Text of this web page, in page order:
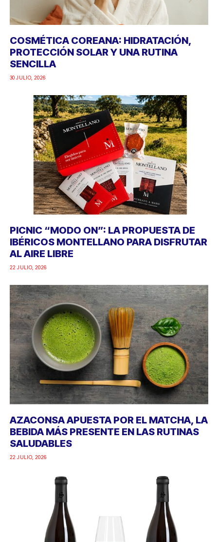
COSMÉTICA COREANA: HIDRATACIÓN,
PROTECCIÓN SOLAR Y UNA RUTINA
SENCILLA
30 JULIO, 2026
PICNIC “MODO ON”: LA PROPUESTA DE
IBÉRICOS MONTELLANO PARA DISFRUTAR
AL AIRE LIBRE
22 JULIO, 2026
AZACONSA APUESTA POR EL MATCHA, LA
BEBIDA MÁS PRESENTE EN LAS RUTINAS
SALUDABLES
22 JULIO, 2026